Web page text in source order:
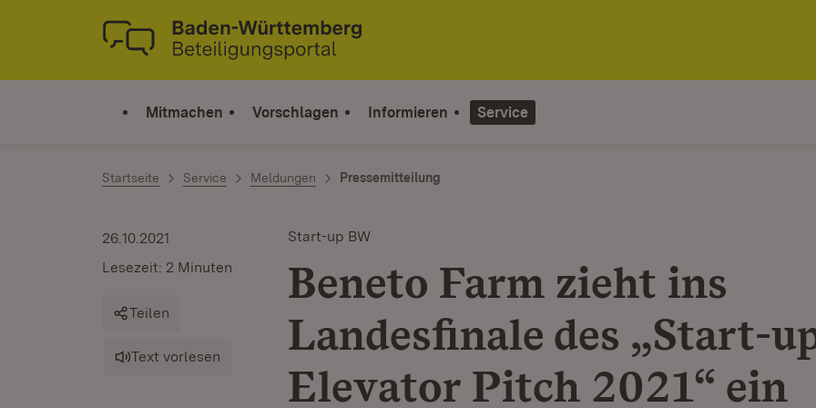
Zum Inhalt springen
Link zur Startseite
Mitmachen Vorschlagen Informieren Service
Startseite Service Meldungen Pressemitteilung
Start-up BW
Beneto Farm zieht ins
Landesfinale des „Start-
Elevator Pitch 2021“ ein
26.10.2021
Lesezeit: 2 Minuten
Teilen
Text vorlesen